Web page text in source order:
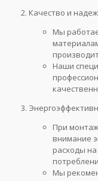
Качество и
Мы
Наши
При
внимание
расходы
Мы